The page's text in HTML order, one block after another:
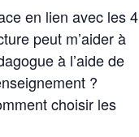
en lien avec les 4
peut m’aider à
à l’aide de
?
choisir les